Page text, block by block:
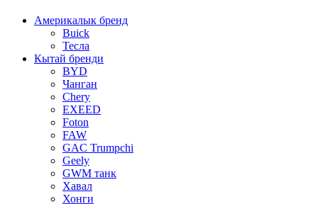
Америкалык бренд
Buick
Тесла
Кытай бренди
BYD
Чанган
Chery
EXEED
Foton
FAW
GAC Trumpchi
Geely
GWM танк
Хавал
Хонги